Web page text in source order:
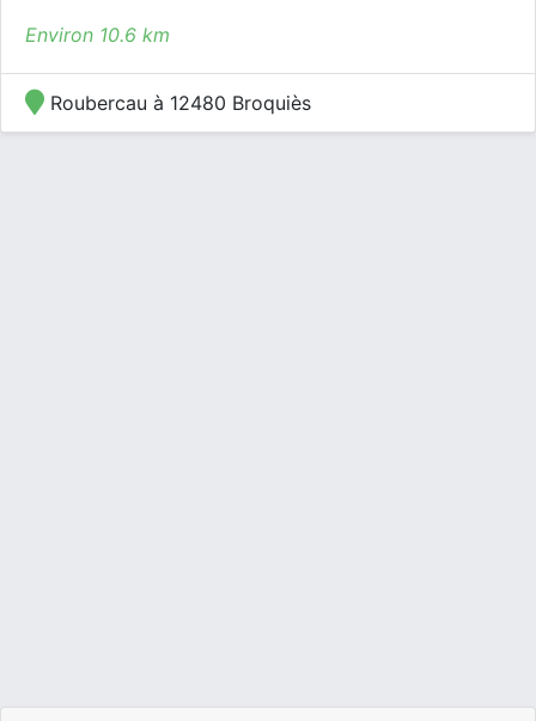
Environ 10.6 km
Roubercau à 12480 Broquiès